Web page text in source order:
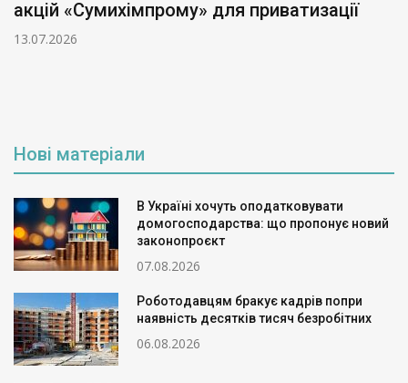
акцій «Сумихімпрому» для приватизації
13.07.2026
Нові матеріали
В Україні хочуть оподатковувати
домогосподарства: що пропонує новий
законопроєкт
07.08.2026
Роботодавцям бракує кадрів попри
наявність десятків тисяч безробітних
06.08.2026